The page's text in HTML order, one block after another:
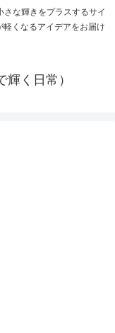
さな輝きをプラスするサイ
軽くなるアイデアをお届け
く日常）